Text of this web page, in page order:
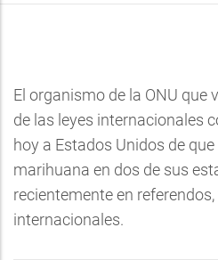
El organismo de la ONU que
de las leyes internacionales
hoy a Estados Unidos de
marihuana en dos de sus
recientemente en
internacionales.